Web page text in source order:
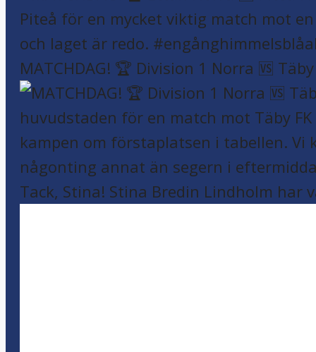
MATCHDAG! 🏆 Division 1 Norra 🆚
Tack, Stina! Stina Bredin Lindholm har